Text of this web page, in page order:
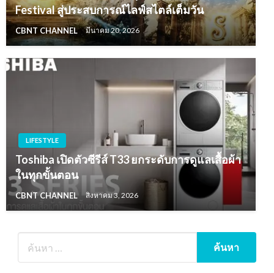
Festival สู่ประสบการณ์ไลฟ์สไตล์เต็มวัน
CBNT CHANNEL มีนาคม 20, 2026
LIFESTYLE
Toshiba เปิดตัวซีรีส์ T33 ยกระดับการดูแลเสื้อผ้า
ในทุกขั้นตอน
CBNT CHANNEL สิงหาคม 3, 2026